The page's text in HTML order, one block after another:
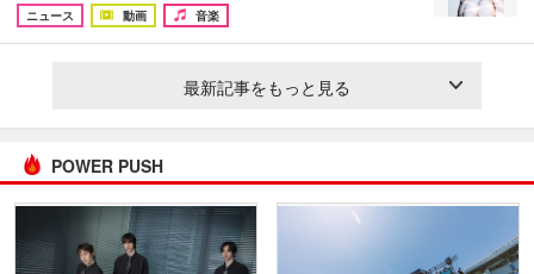
ニュース
動画 音楽
最新記事をもっと見る
POWER PUSH